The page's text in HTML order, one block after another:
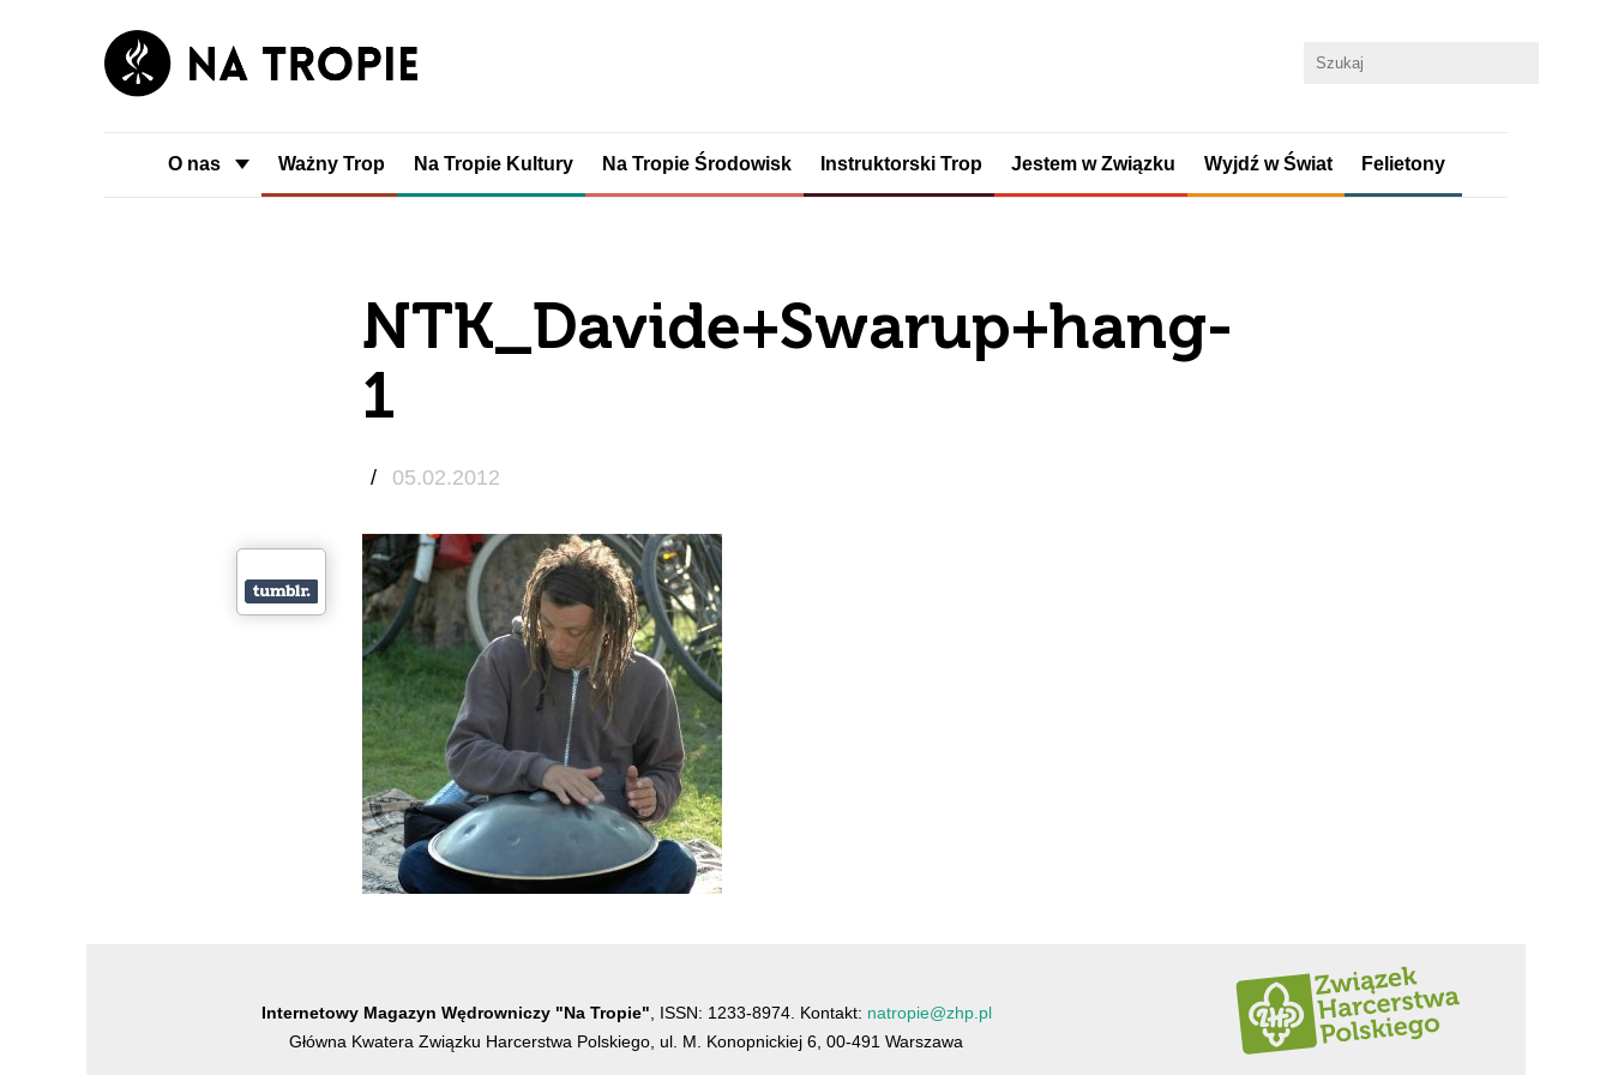
O nas Ważny Trop Na Tropie Kultury Na Tropie Środowisk Instruktorski Trop Jestem w Związku Wyjdź w Świat Felietony
NTK_Davide+Swarup+hang-
1
/ 05.02.2012
Internetowy Magazyn Wędrowniczy "Na Tropie" , ISSN: 1233-8974. Kontakt: natropie@zhp.pl
Główna Kwatera Związku Harcerstwa Polskiego, ul. M. Konopnickiej 6, 00-491 Warszawa